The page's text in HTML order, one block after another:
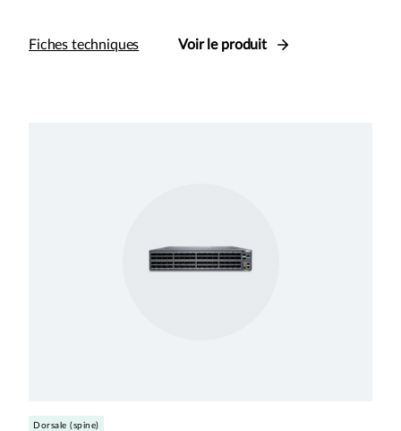
Fiches techniques Voir le produit
Dorsale (spine)